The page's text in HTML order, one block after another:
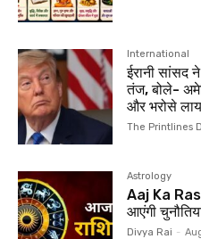
International
ईरानी सांसद
तंज, बोले-
और भरोसे
The Printlines
Astrology
Aaj Ka
आएंगी
Divya Rai -